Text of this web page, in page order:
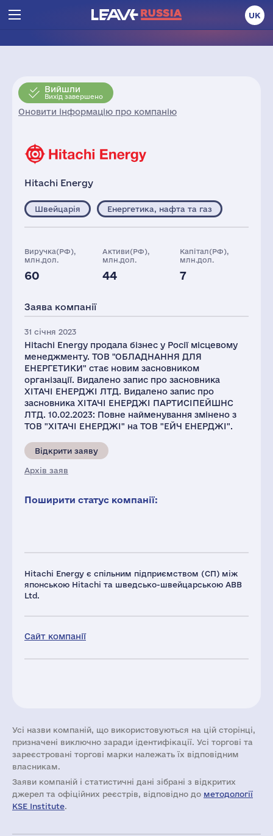
UK
Вийшли
Вихід завершено
Оновити інформацію про компанію
Hitachi Energy
Hitachi Energy є спільним підприємством (СП) між
японською Hitachi та шведсько-швейцарською ABB
Ltd.
Сайт компанії
Швейцарія Енергетика, нафта та газ
Виручка(РФ),
млн.дол.
60
Активи(РФ),
млн.дол.
44
Капітал(РФ),
млн.дол.
7
10300
Заява компанії
31 січня 2023
Hitachi Energy продала бізнес у Росії місцевому
менеджменту. ТОВ "ОБЛАДНАННЯ ДЛЯ
ЕНЕРГЕТИКИ" стає новим засновником
організації. Видалено запис про засновника
ХІТАЧІ ЕНЕРДЖІ ЛТД. Видалено запис про
засновника ХІТАЧІ ЕНЕРДЖІ ПАРТИСІПЕЙШНС
ЛТД. 10.02.2023: Повне найменування змінено з
ТОВ "ХІТАЧІ ЕНЕРДЖІ" на ТОВ "ЕЙЧ ЕНЕРДЖІ".
Відкрити заяву
Архів заяв
Поширити статус компанії:
Усі назви компаній, що використовуються на цій сторінці,
призначені виключно заради ідентифікації. Усі торгові та
зареєстровані торгові марки належать їх відповідним
власникам.
Заяви компаній i статистичні дані зібрані з відкритих
джерел та офіційних реєстрів, відповідно до методології
KSE Institute.